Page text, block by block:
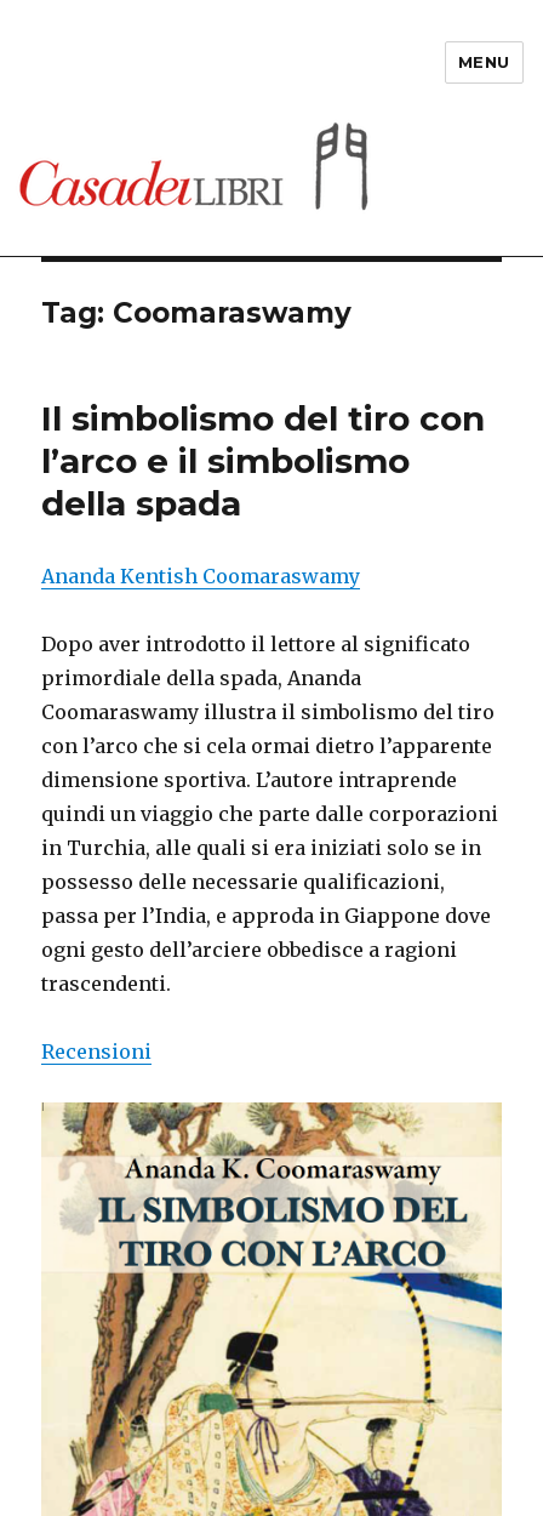
MENU
Tag: Coomaraswamy
Il simbolismo del tiro con
l’arco e il simbolismo
della spada
Ananda Kentish Coomaraswamy
Dopo aver introdotto il lettore al significato
primordiale della spada, Ananda
Coomaraswamy illustra il simbolismo del tiro
con l’arco che si cela ormai dietro l’apparente
dimensione sportiva. L’autore intraprende
quindi un viaggio che parte dalle corporazioni
in Turchia, alle quali si era iniziati solo se in
possesso delle necessarie qualificazioni,
passa per l’India, e approda in Giappone dove
ogni gesto dell’arciere obbedisce a ragioni
trascendenti.
Recensioni